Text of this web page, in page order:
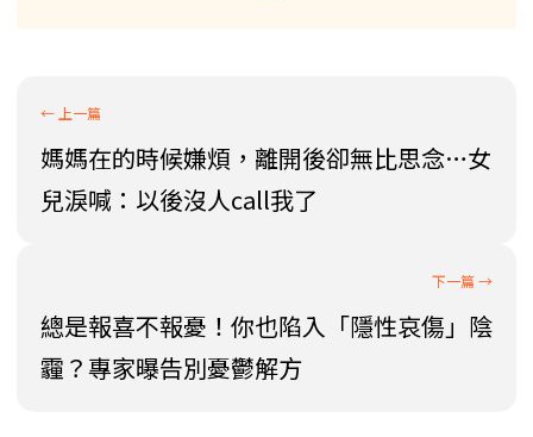
媽媽在的時候嫌煩，離開後卻無比思念…女
兒淚喊：以後沒人call我了
總是報喜不報憂！你也陷入「隱性哀傷」陰
霾？專家曝告別憂鬱解方